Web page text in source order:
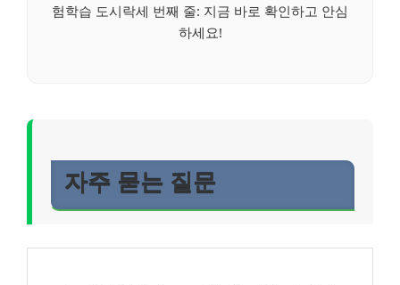
험학습 도시락세 번째 줄: 지금 바로 확인하고 안심
하세요!
자주 묻는 질문